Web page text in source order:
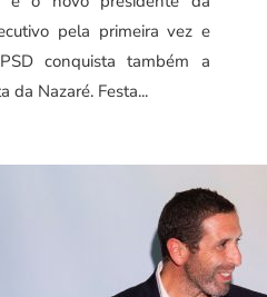
pela primeira vez e
conquista também a
da Nazaré. Festa...